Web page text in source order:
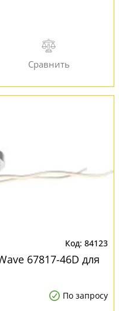
84123
67817-46D для
По запросу